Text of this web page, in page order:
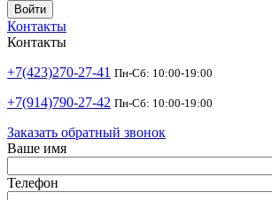
Войти
Контакты
Контакты
+7(423)270-27-41 Пн-Сб: 10:00-19:00
+7(914)790-27-42 Пн-Сб: 10:00-19:00
Заказать обратный звонок
Ваше имя
Телефон